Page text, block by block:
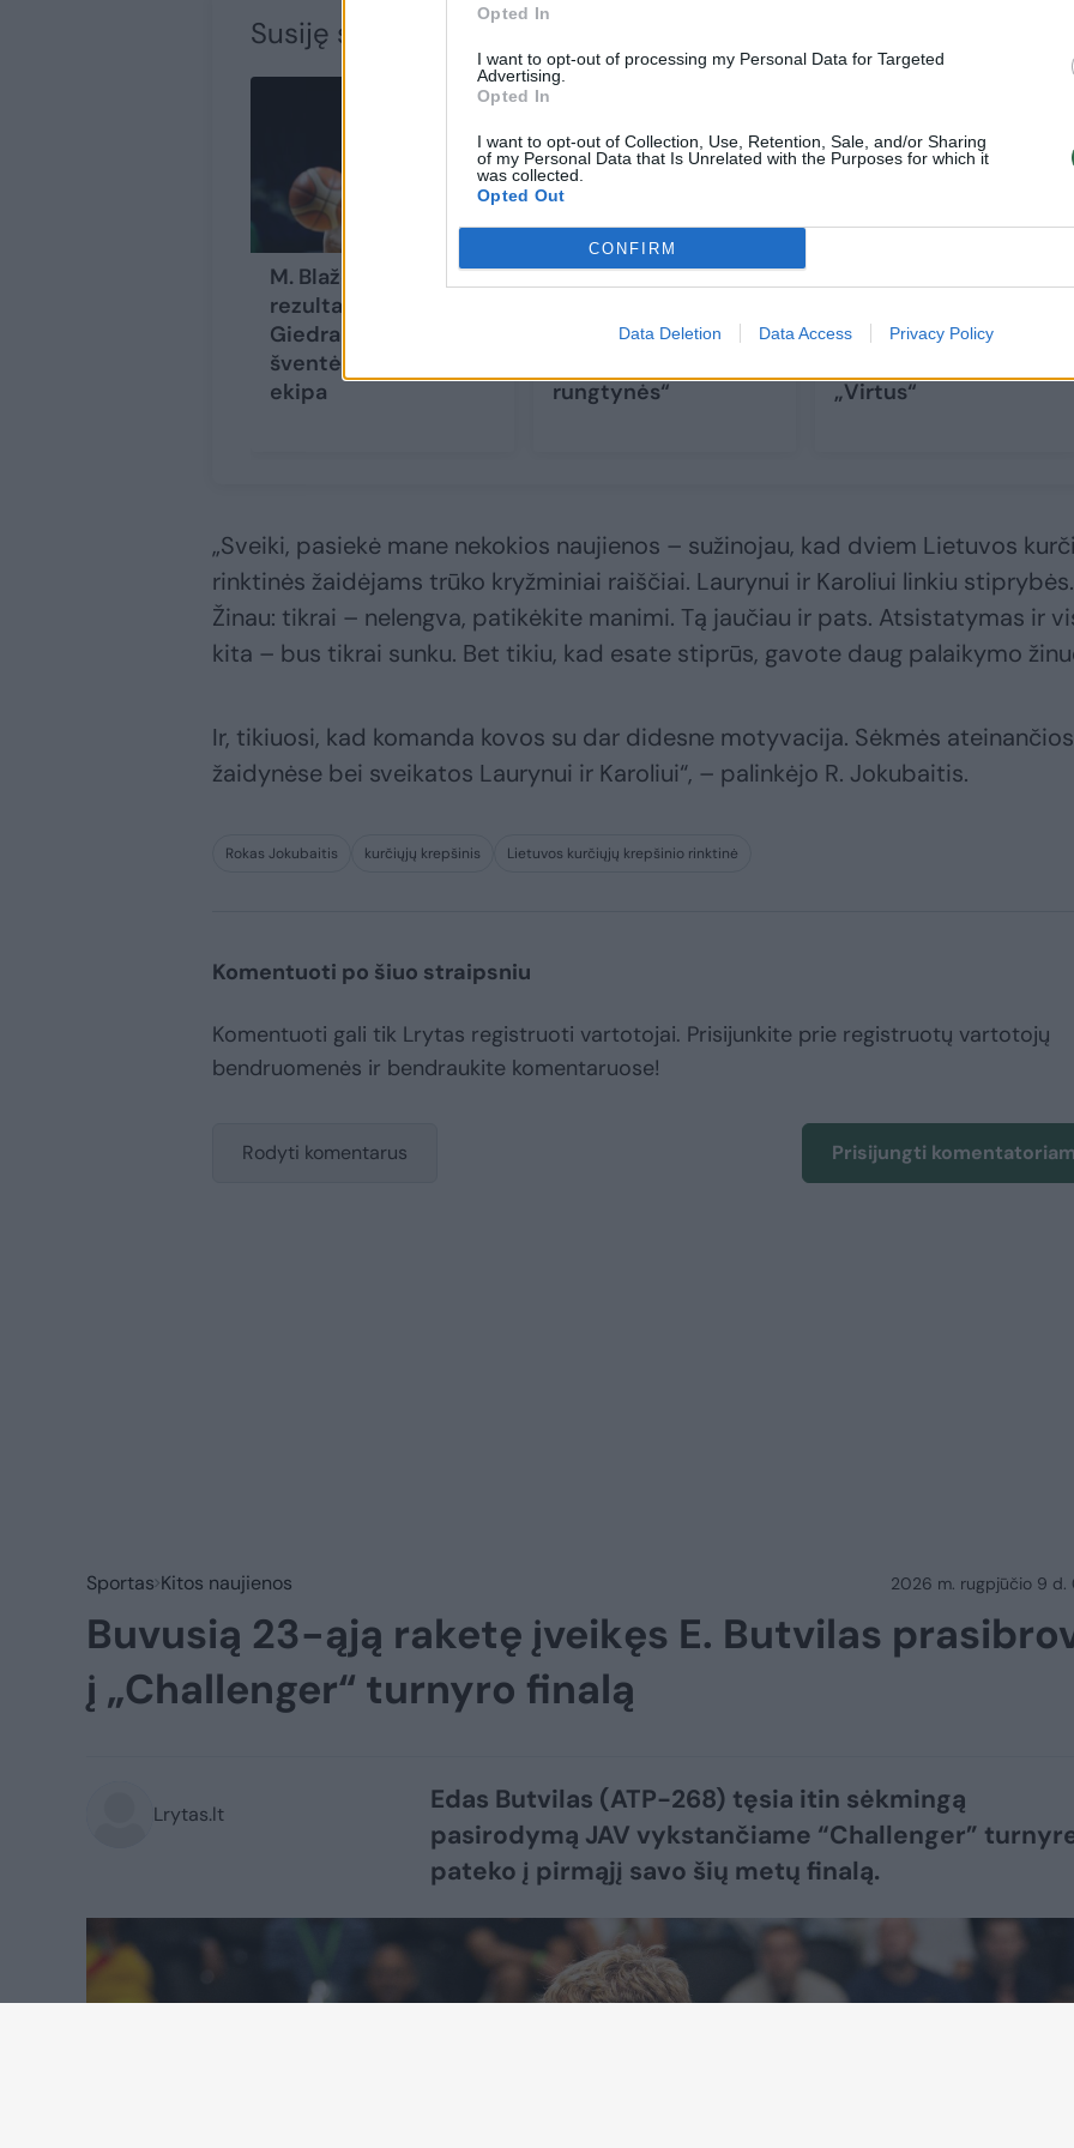
Opted In
I want to opt-out of processing my Personal Data for Targeted
Advertising.
Opted In
I want to opt-out of Collection, Use, Retention, Sale, and/or Sharing
of my Personal Data that Is Unrelated with the Purposes for which it
was collected.
Opted Out
CONFIRM
Data Deletion Data Access Privacy Policy
Susiję straipsniai
M. Blaževičius buvo
rezultatyvesnis už R.
Giedraitį, bet pergalę
šventė snaiperio
ekipa
V. Šeškaus treniruotą
Masiulis: „Laukia
rungtynės“
atskleidė, kaip
„Virtus“
„Sveiki, pasiekė mane nekokios naujienos – sužinojau, kad dviem Lietuvos
rinktinės žaidėjams trūko kryžminiai raiščiai. Laurynui ir Karoliui linkiu stiprybės.
Žinau: tikrai – nelengva, patikėkite manimi. Tą jaučiau ir pats. Atsistatymas ir
kita – bus tikrai sunku. Bet tikiu, kad esate stiprūs, gavote daug palaikymo
Ir, tikiuosi, kad komanda kovos su dar didesne motyvacija. Sėkmės
žaidynėse bei sveikatos Laurynui ir Karoliui“, – palinkėjo R. Jokubaitis.
Rokas Jokubaitis kurčiųjų krepšinis Lietuvos kurčiųjų krepšinio rinktinė
Komentuoti po šiuo straipsniu
Komentuoti gali tik Lrytas registruoti vartotojai. Prisijunkite prie registruotų vartotojų
bendruomenės ir bendraukite komentaruose!
Rodyti komentarus Prisijungti
Sportas Kitos naujienos 2026 m. rugpjūčio 9 d.
Buvusią 23-ąją raketę įveikęs E. Butvilas
į „Challenger“ turnyro finalą
Lrytas.lt
Edas Butvilas (ATP-268) tęsia itin sėkmingą
pasirodymą JAV vykstančiame “Challenger”
pateko į pirmąjį savo šių metų finalą.